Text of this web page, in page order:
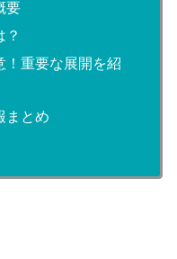
要
？
！重要な展開を紹
まとめ